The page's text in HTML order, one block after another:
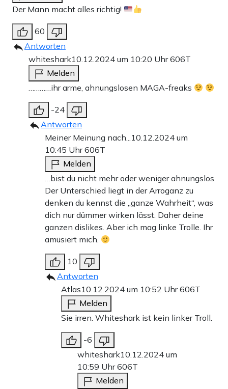
Der Mann macht alles richtig!
60
Antworten
whiteshark10.12.2024 um 10:20 Uhr606T
Melden
…………ihr arme, ahnungslosen MAGA-freaks
-24
Antworten
Meiner Meinung nach... 10.12.2024 um
10:45 Uhr606T
Melden
…bist du nicht mehr oder weniger ahnungslos.
Der Unterschied liegt in der Arroganz zu
denken du kennst die „ganze Wahrheit“, was
dich nur dümmer wirken lässt. Daher deine
ganzen dislikes. Aber ich mag linke Trolle. Ihr
amüsiert mich.
10
Antworten
Atlas10.12.2024 um 10:52 Uhr606T
Melden
Sie irren. Whiteshark ist kein linker Troll.
-6
whiteshark10.12.2024 um
10:59 Uhr606T
Melden